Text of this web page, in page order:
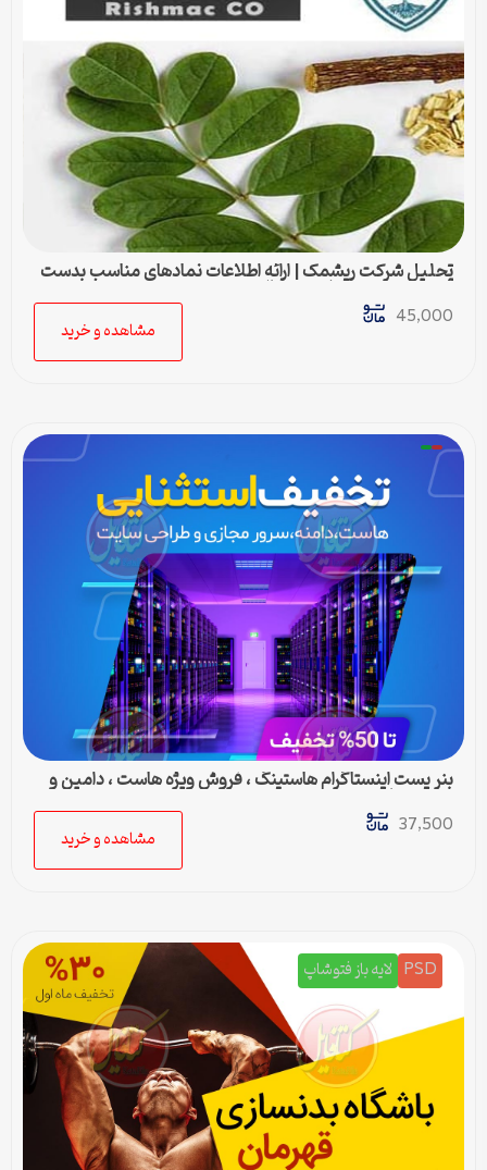
تحلیل شرکت ریشمک | ارائه اطلاعات نمادهای مناسب بدست
آمده با رویکرد تحیلی تکنیکال
45,000
مشاهده و خرید
بنر پست اینستاگرام هاستینگ ، فروش ویژه هاست ، دامین و
سرور مجازی
37,500
مشاهده و خرید
PSD لایه باز فتوشاپ